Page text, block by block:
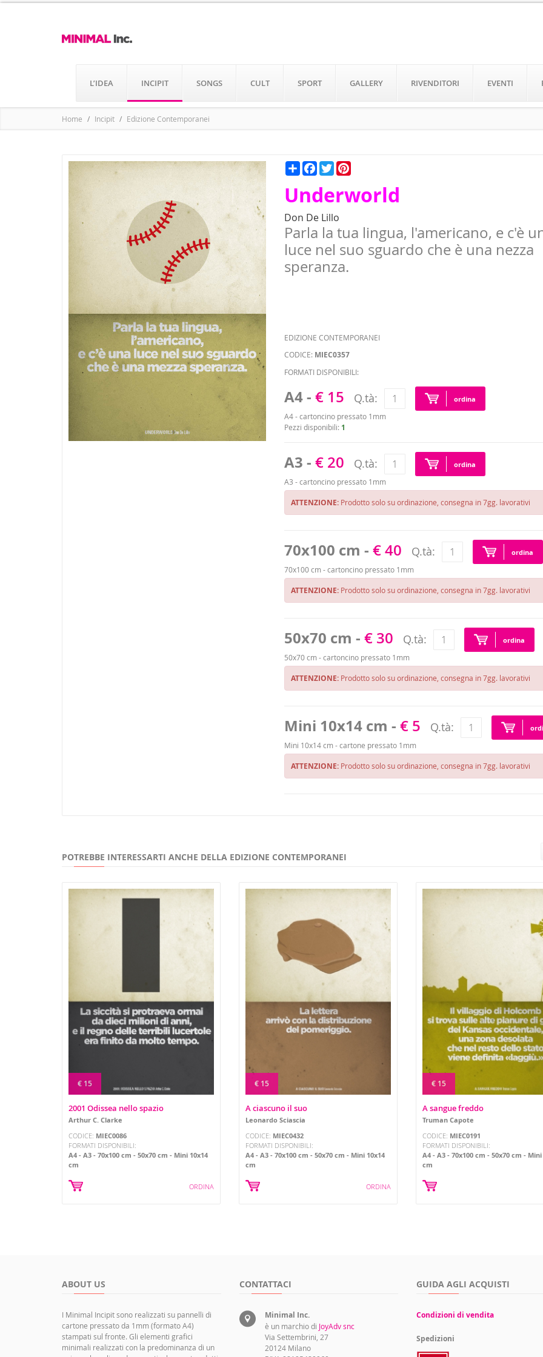
L’IDEA INCIPIT SONGS CULT SPORT GALLERY RIVENDITORI EVENTI
Home Incipit Edizione Contemporanei
CondividiFacebook
Twitter
Underworld
Don De Lillo
Parla la tua lingua, l'americano, e c'è
luce nel suo sguardo che è una nezza
speranza.
EDIZIONE CONTEMPORANEI
CODICE: MIEC0357
FORMATI DISPONIBILI:
A4 -€ 15 Q.tà: ordina
A4 - cartoncino pressato 1mm
Pezzi disponibili: 1
A3 -€ 20 Q.tà: ordina
A3 - cartoncino pressato 1mm
ATTENZIONE: Prodotto solo su ordinazione, consegna in 7gg. lavorativi
70x100 cm -€ 40 Q.tà: ordina
70x100 cm - cartoncino pressato 1mm
ATTENZIONE: Prodotto solo su ordinazione, consegna in 7gg. lavorativi
50x70 cm -€ 30 Q.tà: ordina
50x70 cm - cartoncino pressato 1mm
ATTENZIONE: Prodotto solo su ordinazione, consegna in 7gg. lavorativi
Mini 10x14 cm -€ 5 Q.tà:
Mini 10x14 cm - cartone pressato 1mm
ATTENZIONE: Prodotto solo su ordinazione, consegna in 7gg. lavorativi
POTREBBE INTERESSARTI ANCHE DELLA EDIZIONE CONTEMPORANEI
€ 15
2001 Odissea nello spazio
Arthur C. Clarke
CODICE: MIEC0086
FORMATI DISPONIBILI:
A4
A3 70x100 cm 50x70 cm
Mini 10x14
cm
ORDINA
€ 15
A ciascuno il suo
Leonardo Sciascia
CODICE: MIEC0432
FORMATI DISPONIBILI:
A4
A3 70x100 cm 50x70 cm
Mini 10x14
cm
ORDINA
€ 15
A sangue freddo
Truman Capote
CODICE: MIEC0191
FORMATI DISPONIBILI:
A4
A3 70x100 cm 50x70 cm
Mini
cm
ABOUT US
I Minimal Incipit sono realizzati su pannelli di
cartone pressato da 1mm (formato A4)
stampati sul fronte. Gli elementi grafici
minimali realizzati con la predominanza di un
CONTATTACI
Minimal Inc.
è un marchio di JoyAdv snc
Via Settembrini, 27
20124 Milano
GUIDA AGLI ACQUISTI
Condizioni di vendita
Spedizioni